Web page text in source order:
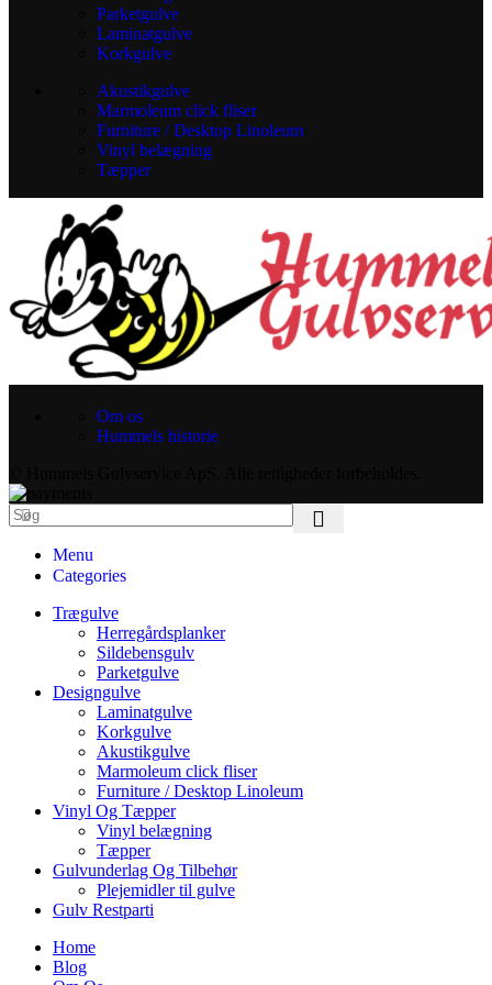
Parketgulve
Laminatgulve
Korkgulve
Akustikgulve
Marmoleum click fliser
Furniture / Desktop Linoleum
Vinyl belægning
Tæpper
Om os
Hummels historie
Menu
Categories
Trægulve
Herregårdsplanker
Sildebensgulv
Parketgulve
Designgulve
Laminatgulve
Korkgulve
Akustikgulve
Marmoleum click fliser
Furniture / Desktop Linoleum
Vinyl Og Tæpper
Vinyl belægning
Tæpper
Gulvunderlag Og Tilbehør
Plejemidler til gulve
Gulv Restparti
Home
Blog